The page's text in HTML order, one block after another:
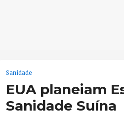
Sanidade
EUA planeiam
Sanidade Suína